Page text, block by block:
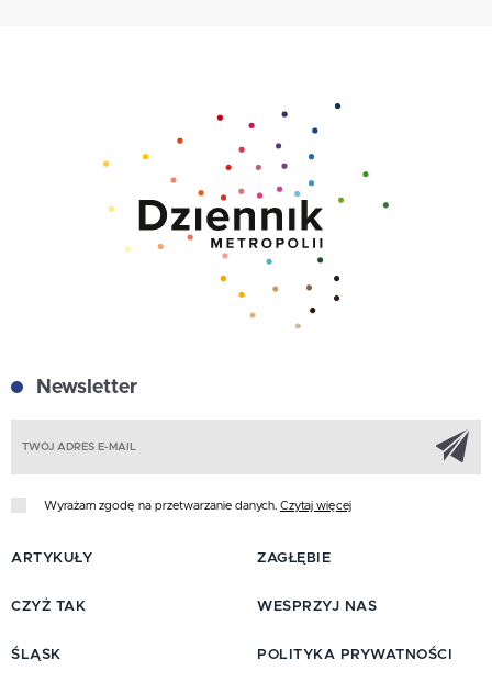
Newsletter
Wyrażam zgodę na przetwarzanie danych. Czytaj więcej
ARTYKUŁY
CZYŻ TAK
ŚLĄSK
ZAGŁĘBIE
WESPRZYJ NAS
POLITYKA PRYWATNOŚCI